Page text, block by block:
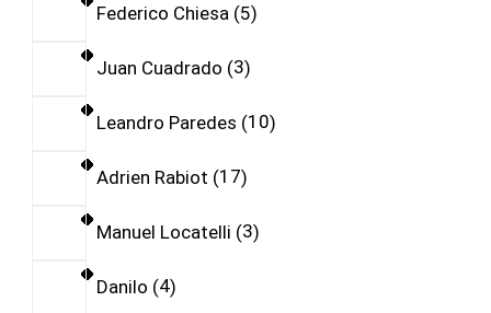
Federico Chiesa 5
Juan Cuadrado 3
Leandro Paredes 10
Adrien Rabiot 17
Manuel Locatelli 3
Danilo 4